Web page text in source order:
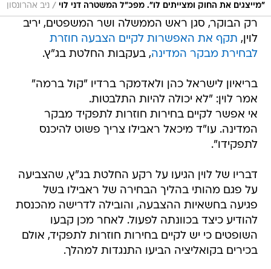
"מייצגים את החוק ומצייתים לו". מפכ"ל המשטרה דני לוי / ניב אהרונסון
רק הבוקר, סגן ראש הממשלה ושר המשפטים, יריב
לוין, תקף את האפשרות לקיים הצבעה חוזרת
לבחירת מבקר המדינה, בעקבות החלטת בג"ץ.
בריאיון לישראל כהן ולאדמקר ברדיו "קול ברמה"
אמר לוין: "לא יכולה להיות התלבטות.
אי אפשר לקיים בחירות חוזרות לתפקיד מבקר
המדינה. עו"ד מיכאל ראבילו צריך פשוט להיכנס
לתפקידו".
דבריו של לוין הגיעו על רקע החלטת בג"ץ, שהצביעה
על פגם מהותי בהליך הבחירה של ראבילו בשל
פגיעה בחשאיות ההצבעה, והובילה לדרישה מהכנסת
להודיע כיצד בכוונתה לפעול. לאחר מכן קבעו
השופטים כי יש לקיים בחירות חוזרות לתפקיד, אולם
בכירים בקואליציה הביעו התנגדות למהלך.